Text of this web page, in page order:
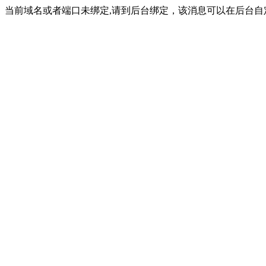
当前域名或者端口未绑定,请到后台绑定，该消息可以在后台自